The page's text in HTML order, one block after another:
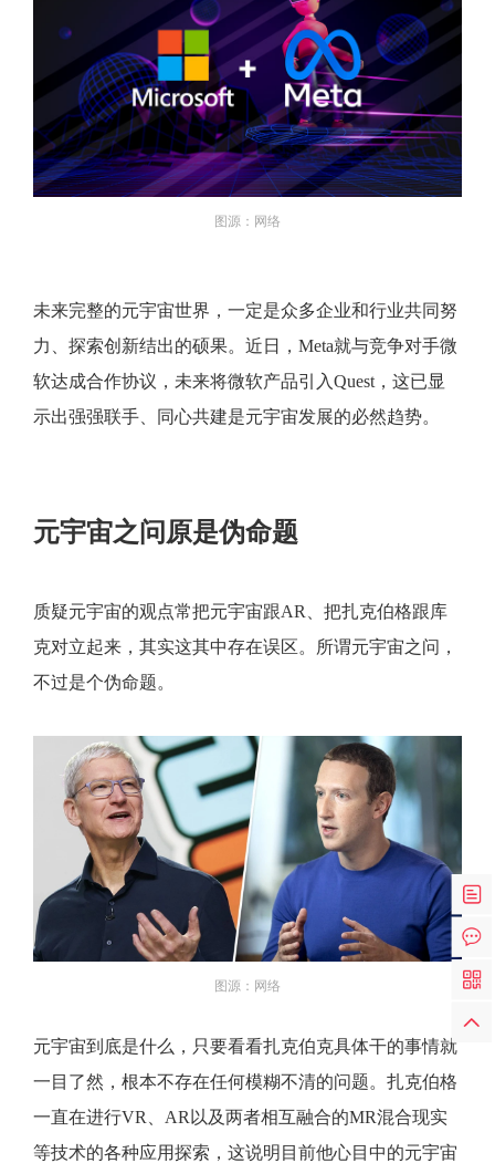
图源：网络
未来完整的元宇宙世界，一定是众多企业和行业共同努
力、探索创新结出的硕果。近日，Meta就与竞争对手微
软达成合作协议，未来将微软产品引入Quest，这已显
示出强强联手、同心共建是元宇宙发展的必然趋势。
元宇宙之问原是伪命题
质疑元宇宙的观点常把元宇宙跟AR、把扎克伯格跟库
克对立起来，其实这其中存在误区。所谓元宇宙之问，
不过是个伪命题。
图源：网络
元宇宙到底是什么，只要看看扎克伯克具体干的事情就
一目了然，根本不存在任何模糊不清的问题。扎克伯格
一直在进行VR、AR以及两者相互融合的MR混合现实
等技术的各种应用探索，这说明目前他心目中的元宇宙